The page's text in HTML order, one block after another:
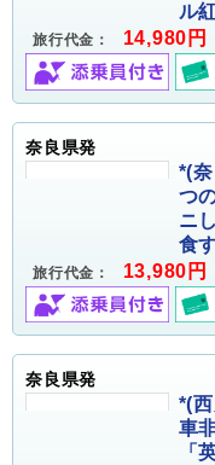
ル
旅行代金： 14,980円
奈良県発
*(
つ
ニ
食
旅行代金： 13,980円
奈良県発
*(
車
「